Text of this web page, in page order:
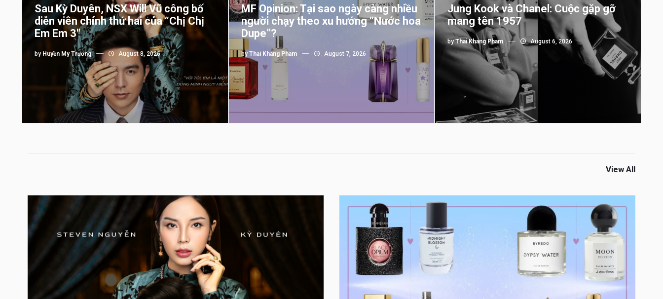
Sau Kỳ Duyên, NSX Will Vũ công bố
diễn viên chính thứ hai của “Chị Chị
Em Em 3″
by Huyền My Trương August 8, 2026
MF Opinion: Tại sao ngày càng nhiều
người chạy theo xu hướng “Nước hoa
Dupe”?
by Thai Khang Pham August 7, 2026
Jung Kook và Chanel: Cuộc gặp gỡ
mang tên 1957
byThai Khang Pham August 6, 2026
View All